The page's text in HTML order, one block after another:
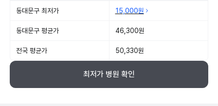
동대문구 최저가 15,000원
동대문구 평균가 46,300원
전국 평균가 50,330원
최저가 병원 확인